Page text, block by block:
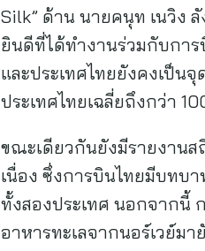
Silk” ด้าน นายคนุท เนวิง
ยินดีที่ได้ทำงานร่วมกับการ
และประเทศไทยยังคงเป็น
ประเทศไทยเฉลี่ยถึงกว่า
ขณะเดียวกันยังมีรายงานส
เนื่อง ซึ่งการบินไทยมีบทบ
ทั้งสองประเทศ นอกจากนี้
อาหารทะเลจากนอร์เวย์ม